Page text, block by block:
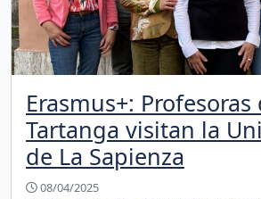
Erasmus+: Profesoras
Tartanga visitan la
de La Sapienza
08/04/2025